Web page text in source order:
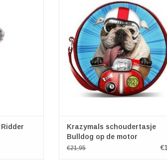
als
Een
dier en
elk interieur
motorrijden! Het volledig bewijs hier
staat vast op deze coole
merk Krazymals.
Deze vrolijke tas is gemaakt van
waterafstotend stof. Binnenk
TOEVOEGEN AAN
Krazymals schoudertasje
Bulldog op de motor
€21,95